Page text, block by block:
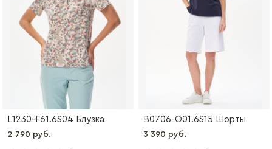
L1230-F61.6S04 Блузка
2 790 руб.
B0706-O01.6S15 Шорты
3 390 руб.